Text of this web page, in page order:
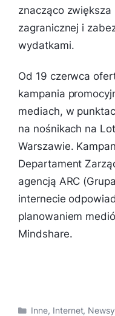
znacząco
zagranicznej i
wydatkami.
Od 19 czerwca
kampania
mediach, w
na nośnikach na
Warszawie.
Departament
agencją ARC
internecie
planowaniem
Mindshare.
Kategorie
Inne, Internet, Newsy